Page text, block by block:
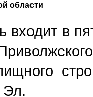
области
входит в
Эл.